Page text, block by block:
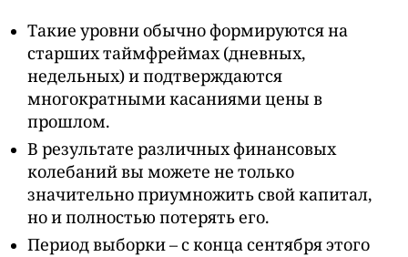
Такие уровни обычно формируются на
старших таймфреймах (дневных,
недельных) и подтверждаются
многократными касаниями цены в
прошлом.
В результате различных финансовых
колебаний вы можете не только
значительно приумножить свой капитал,
но и полностью потерять его.
Период выборки – с конца сентября этого